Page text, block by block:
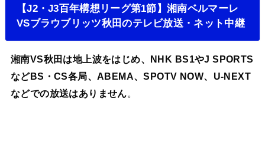
【J2・J3百年構想リーグ第1節】湘南ベルマーレ
VSブラウブリッツ秋田のテレビ放送・ネット中継
湘南VS秋田は地上波をはじめ、NHK BS1やJ SPORTS
などBS・CS各局、ABEMA、SPOTV NOW、U-NEXT
などでの放送はありません。